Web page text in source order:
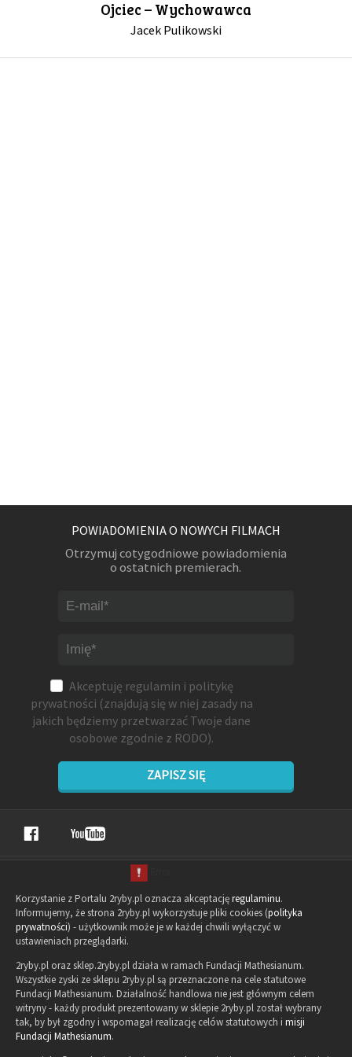
Ojciec – Wychowawca
Jacek Pulikowski
POWIADOMIENIA O NOWYCH FILMACH
Otrzymuj cotygodniowe powiadomienia
o ostatnich premierach.
Akceptuję regulamin i politykę
prywatności (znajdują się w niej zasady na
jakich będziemy przetwarzać Twoje dane
osobowe zgodnie z RODO).
ZAPISZ SIĘ
Korzystanie z Portalu 2ryby.pl oznacza akceptacjęregulaminu.
Informujemy, że strona 2ryby.pl wykorzystuje pliki cookies (polityka
prywatności) - użytkownik może je w każdej chwili wyłączyć w
ustawieniach przeglądarki.
2ryby.pl oraz sklep.2ryby.pl działa w ramach Fundacji Mathesianum.
Wszystkie zyski ze sklepu 2ryby.pl są przeznaczone na cele statutowe
Fundacji Mathesianum. Działalność handlowa nie jest głównym celem
witryny - każdy produkt prezentowany w sklepie 2ryby.pl został wybrany
tak, by był zgodny i wspomagał realizację celów statutowych i misji
Fundacji Mathesianum.